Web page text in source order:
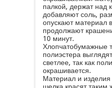
палкой, держат над
добавляют соль,
опускают материал
продолжают
10 минут.
Хлопчатобумажные
полиэстера
светлее, так как
окрашивается.
Материал и изделия